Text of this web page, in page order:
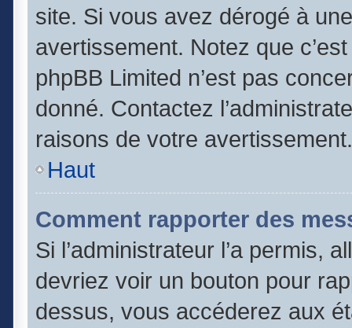
site. Si vous avez dérogé à
avertissement. Notez que
phpBB Limited n’est pas
donné. Contactez
raisons de votre avertissement.
Haut
Comment rapporter des
Si l’administrateur l’a permis,
devriez voir un bouton pour
dessus, vous accéderez aux